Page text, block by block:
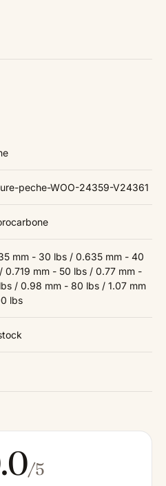
peche-WOO-24359-V24361
mm - 30 lbs / 0.635 mm - 40
0.719 mm - 50 lbs / 0.77 mm -
/ 0.98 mm - 80 lbs / 1.07 mm
lbs
/5